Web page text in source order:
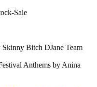
Sale
Skinny Bitch DJane Team
Anthems by Anina